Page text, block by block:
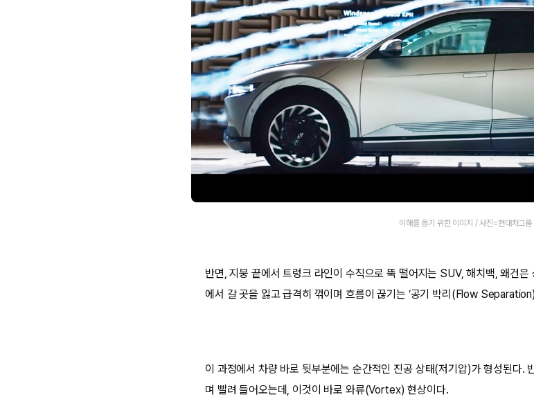
이해를 돕기 위한 이미지 / 사진=현대차그룹
반면, 지붕 끝에서 트렁크 라인이 수직으로 뚝 떨어지는 SUV, 해치백, 왜건
에서 갈 곳을 잃고 급격히 꺾이며 흐름이 끊기는 ‘공기 박리(Flow
이 과정에서 차량 바로 뒷부분에는 순간적인 진공 상태(저기압)가 형성된다.
며 빨려 들어오는데, 이것이 바로 와류(Vortex) 현상이다.